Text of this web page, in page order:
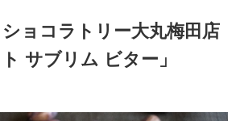
ョコラトリー大丸梅田店
サブリム ビター」